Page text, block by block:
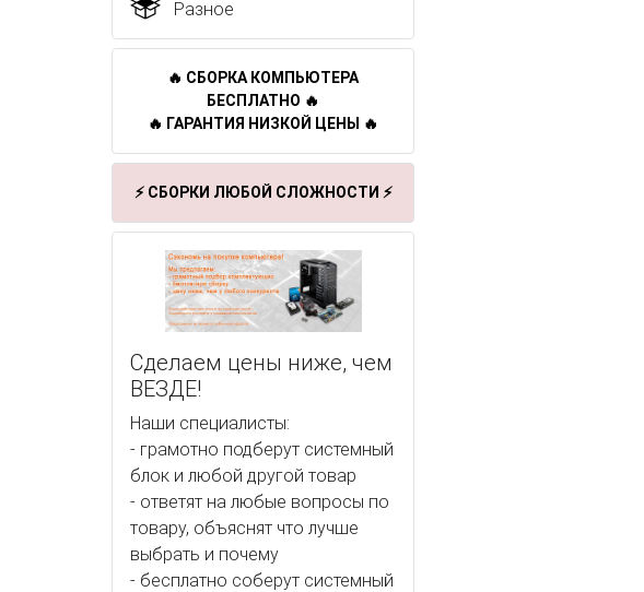
Разное
🔥 СБОРКА КОМПЬЮТЕРА
БЕСПЛАТНО 🔥
🔥 ГАРАНТИЯ НИЗКОЙ ЦЕНЫ 🔥
⚡ СБОРКИ ЛЮБОЙ СЛОЖНОСТИ ⚡
Сделаем цены ниже, чем
ВЕЗДЕ!
Наши специалисты:
- грамотно подберут системный
блок и любой другой товар
- ответят на любые вопросы по
товару, объяснят что лучше
выбрать и почему
- бесплатно соберут системный